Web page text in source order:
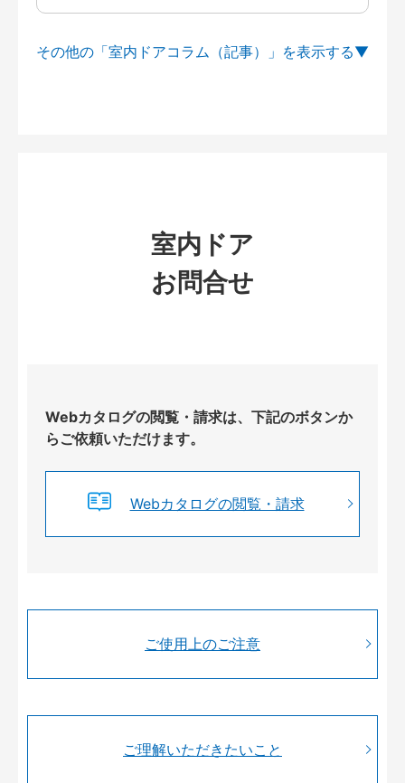
その他の「室内ドアコラム（記事）」を
室内ドア
お問合せ
Webカタログの閲覧・請求は、下記のボタンか
らご依頼いただけます。
Webカタログの閲覧・請求
ご使用上のご注意
ご理解いただきたいこと